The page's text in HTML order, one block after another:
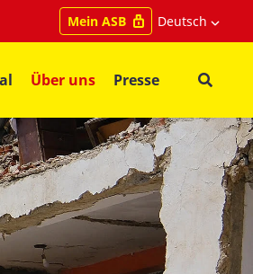
Mein ASB Deutsch
Über uns Presse